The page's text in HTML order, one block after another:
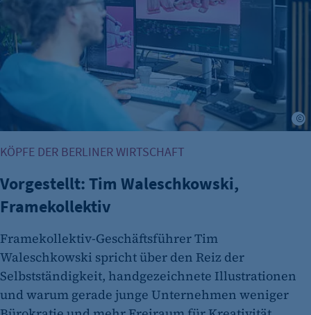
Cookie Laufzeit:
480 Tage
etracker Analytics
Anbieter:
Erkennung, ob bei dem Besucher die
Scrolltiefe gemessen wird.
24 Std.
KÖPFE DER BERLINER WIRTSCHAFT
Vorgestellt: Tim Waleschkowski,
Framekollektiv
Framekollektiv-Geschäftsführer Tim
Waleschkowski spricht über den Reiz der
Selbstständigkeit, handgezeichnete Illustrationen
und warum gerade junge Unternehmen weniger